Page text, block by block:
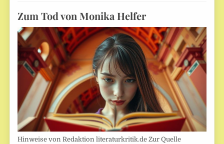
Zum Tod von Monika Helfer
Hinweise von Redaktion literaturkritik.de Zur Quelle